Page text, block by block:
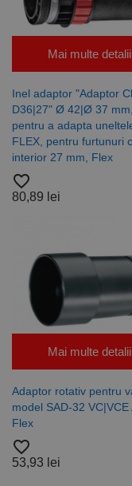
Mai multe detalii
Inel adaptor "Adaptor
D36|27" Ø 42|Ø 37 mm,
pentru a adapta
FLEX, pentru furtunuri
interior 27 mm, Flex
favorite_border
80,89 lei
Mai multe detalii
Adaptor rotativ pentru
model SAD-32 VC|VCE
Flex
favorite_border
53,93 lei